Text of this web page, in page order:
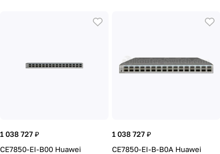
1 038 727 ₽
CE7850-EI-B00 Huawei
1 038 727 ₽
CE7850-EI-B-B0A Huawei